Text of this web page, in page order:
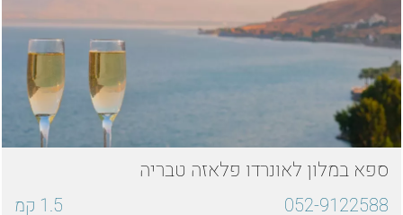
ספא במלון לאונרדו פלאזה טבריה
052-9122588
1.5 קמ